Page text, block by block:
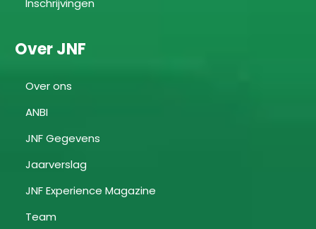
Inschrijvingen
Over JNF
Over ons
ANBI
JNF Gegevens
Jaarverslag
JNF Experience Magazine
Team